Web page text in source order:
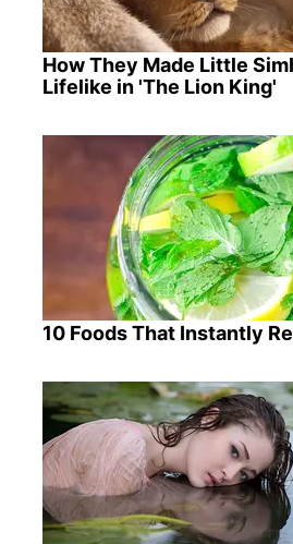
How They Made Little
Lifelike in 'The Lion King'
10 Foods That Instantly